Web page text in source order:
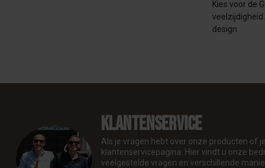
Kies voor de
design.
Klantenservice
Als je vragen hebt over onze producten of
klantenservicepagina. Hier vindt u onze
veelgestelde vragen en verschillende